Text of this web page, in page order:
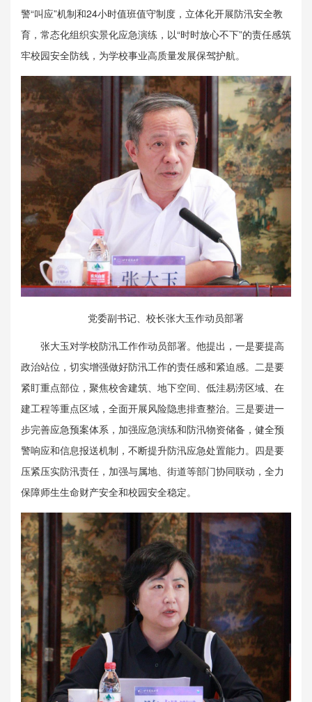
警“叫应”机制和24小时值班值守制度，立体化开展防汛安全教
育，常态化组织实景化应急演练，以“时时放心不下”的责任感筑
牢校园安全防线，为学校事业高质量发展保驾护航。
党委副书记、校长张大玉作动员部署
张大玉对学校防汛工作作动员部署。他提出，一是要提高
政治站位，切实增强做好防汛工作的责任感和紧迫感。二是要
紧盯重点部位，聚焦校舍建筑、地下空间、低洼易涝区域、在
建工程等重点区域，全面开展风险隐患排查整治。三是要进一
步完善应急预案体系，加强应急演练和防汛物资储备，健全预
警响应和信息报送机制，不断提升防汛应急处置能力。四是要
压紧压实防汛责任，加强与属地、街道等部门协同联动，全力
保障师生生命财产安全和校园安全稳定。